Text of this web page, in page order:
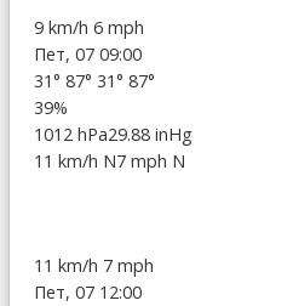
9 km/h 6 mph
Пет, 07 09:00
31° 87° 31° 87°
39%
1012 hPa29.88 inHg
11 km/h N7 mph N
11 km/h 7 mph
Пет, 07 12:00